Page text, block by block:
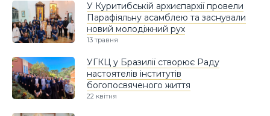
У Куритибській архиєпархії провели
Парафіяльну асамблею та заснували
новий молодіжний рух
13 травня
УГКЦ у Бразилії створює Раду
настоятелів інститутів
богопосвяченого життя
22 квітня